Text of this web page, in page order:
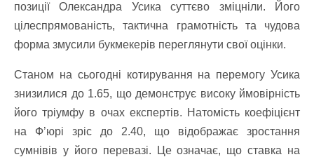
позиції Олександра Усика суттєво зміцніли. Його
цілеспрямованість, тактична грамотність та чудова
форма змусили букмекерів переглянути свої оцінки.
Станом на сьогодні котирування на перемогу Усика
знизилися до 1.65, що демонструє високу ймовірність
його тріумфу в очах експертів. Натомість коефіцієнт
на Ф’юрі зріс до 2.40, що відображає зростання
сумнівів у його перевазі. Це означає, що ставка на